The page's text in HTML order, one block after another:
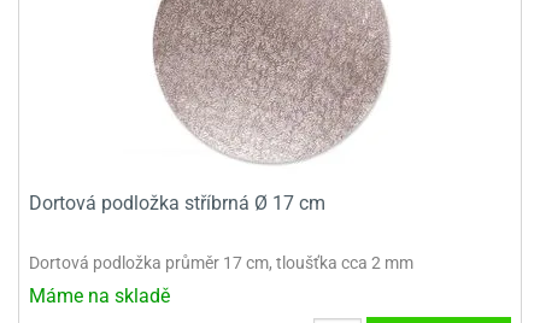
Dortová podložka stříbrná Ø 17 cm
Dortová podložka průměr 17 cm, tloušťka cca 2 mm
Máme na skladě